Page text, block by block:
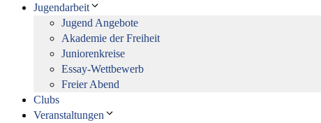
Jugendarbeit
Jugend Angebote
Akademie der Freiheit
Juniorenkreise
Essay-Wettbewerb
Freier Abend
Clubs
Veranstaltungen